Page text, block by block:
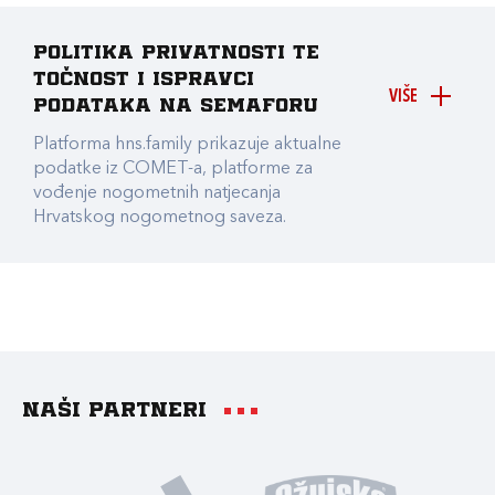
VIŠE
Politika privatnosti te
točnost i ispravci
podataka na Semaforu
Platforma hns.family prikazuje aktualne
podatke iz COMET-a, platforme za
vođenje nogometnih natjecanja
Hrvatskog nogometnog saveza.
Naši partneri